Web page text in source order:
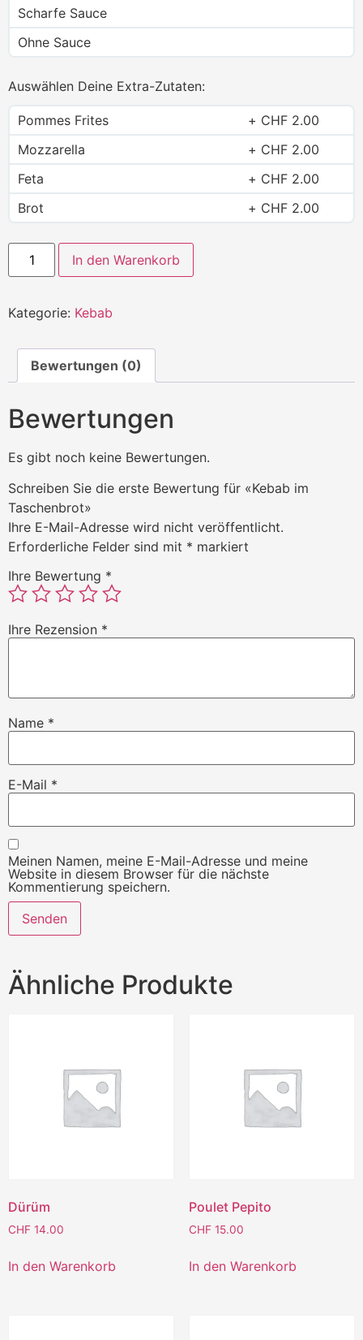
Scharfe Sauce
Ohne Sauce
Auswählen Deine Extra-Zutaten:
Pommes Frites CHF 2.00
Mozzarella
CHF 2.00
Feta
CHF 2.00
Brot
CHF 2.00
In den Warenkorb
Kategorie: Kebab
Bewertungen (0)
Bewertungen
Es gibt noch keine Bewertungen.
Schreiben Sie die erste Bewertung für «Kebab im
Taschenbrot»
Ihre E-Mail-Adresse wird nicht veröffentlicht.
Erforderliche Felder sind mit * markiert
Ihre Bewertung *
Ihre Rezension *
Name *
E-Mail *
Meinen Namen, meine E-Mail-Adresse und meine
Website in diesem Browser für die nächste
Kommentierung speichern.
Ähnliche Produkte
Dürüm
CHF 14.00
In den Warenkorb
Poulet Pepito
CHF15.00
In den Warenkorb